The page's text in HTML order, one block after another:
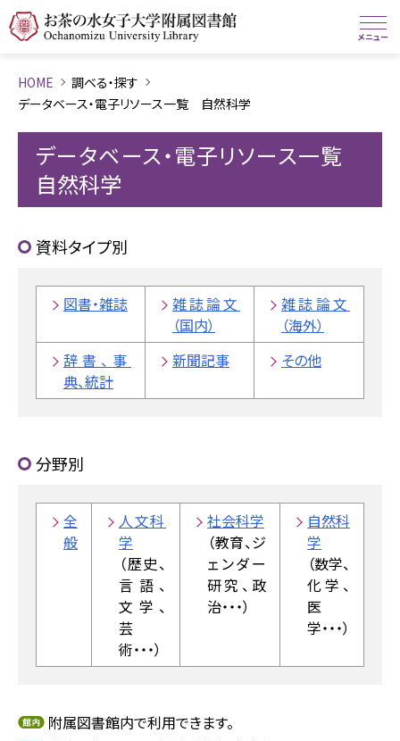
HOME
調べる・探す
データベース・電子リソース一覧 自然科学
データベース・電子リソース一覧
自然科学
資料タイプ別
図書・雑誌
雑誌論文
（国内）
雑誌論文
（海外）
辞書、事
典、統計
新聞記事 その他
分野別
全
般
人文科
学
（歴史、
言語、
文学、
芸
術・・・）
社会科学
（教育、ジ
ェンダー
研究、政
治・・・）
自然科
学
（数学、
化学、
医
学・・・）
附属図書館内で利用できます。